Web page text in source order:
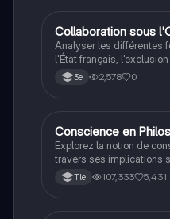
CHistoire
Collaboration sous
Analyser les différentes
l'État français,
la Seconde Guerre
3e 2,578 0
Philosophie
Conscience en
Explorez la notion de
travers ses implications
connaissance. Cette
débats philosophiques
Tle 107,333 5,431